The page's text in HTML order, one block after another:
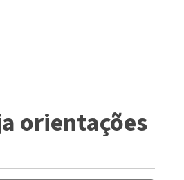
orientações